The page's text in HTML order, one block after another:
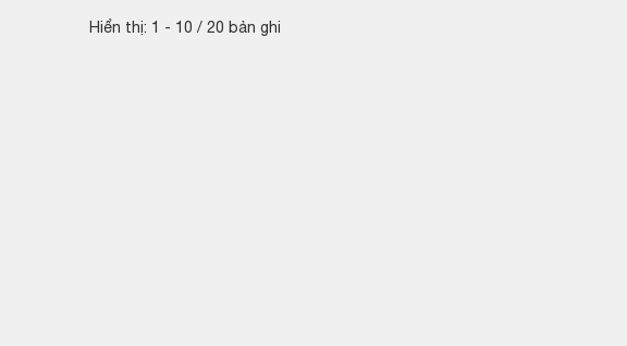
Hiển thị: 1 - 10 / 20 bản ghi